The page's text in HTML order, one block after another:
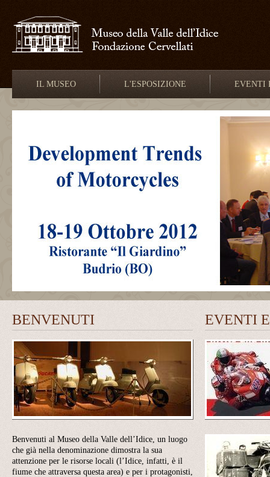
IL MUSEO L'ESPOSIZIONE EVENTI
BENVENUTI
Benvenuti al Museo della Valle dell’Idice, un luogo
che già nella denominazione dimostra la sua
attenzione per le risorse locali (l’Idice, infatti, è il
fiume che attraversa questa area) e per i protagonisti,
EVENTI